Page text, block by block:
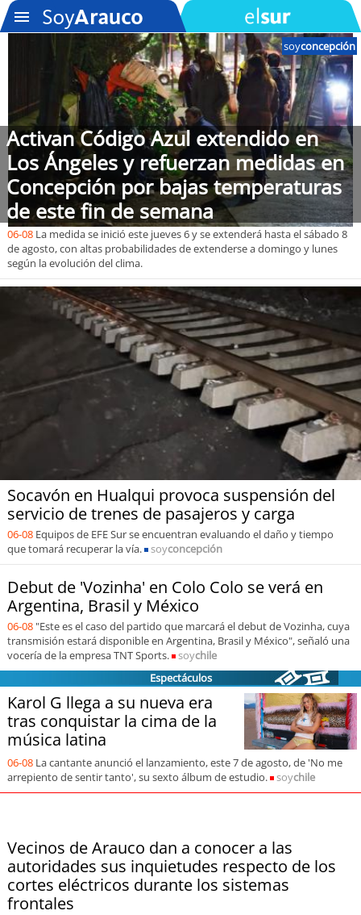
SOYTV
Podcast
Actualidad
Entretención
Economía
Deportes
Tecnología
Sostenibilidad
soyiquique
soycalama
soyantofagasta
soycopiapó
soyvalparaíso
soyquillota
soysanantonio
soychillán
soytalcahuano
soyconcepción
Activan Código Azul extendido en
Los Ángeles y refuerzan medidas en
Concepción por bajas temperaturas
de este fin de semana
soyconcepción
06-08 La medida se inició este jueves 6 y se extenderá hasta el sábado 8
de agosto, con altas probabilidades de extenderse a domingo y lunes
según la evolución del clima.
Socavón en Hualqui provoca suspensión del
servicio de trenes de pasajeros y carga
06-08 Equipos de EFE Sur se encuentran evaluando el daño y tiempo
que tomará recuperar la vía.
soyconcepción
Debut de 'Vozinha' en Colo Colo se verá en
Argentina, Brasil y México
06-08 "Este es el caso del partido que marcará el debut de Vozinha, cuya
transmisión estará disponible en Argentina, Brasil y México", señaló una
vocería de la empresa TNT Sports.
soychile
Espectáculos
Karol G llega a su nueva era
tras conquistar la cima de la
música latina
06-08 La cantante anunció el lanzamiento, este 7 de agosto, de 'No me
arrepiento de sentir tanto', su sexto álbum de estudio.
soychile
Vecinos de Arauco dan a conocer a las
autoridades sus inquietudes respecto de los
cortes eléctricos durante los sistemas
frontales